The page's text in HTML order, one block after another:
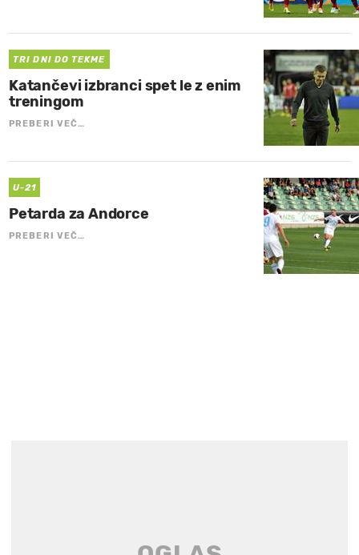
TRI DNI DO TEKME
Katančevi izbranci spet le z enim
treningom
PREBERI VEČ…
U-21
Petarda za Andorce
PREBERI VEČ…